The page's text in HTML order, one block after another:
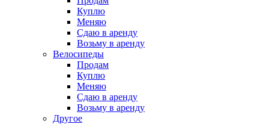
Куплю
Меняю
Сдаю в аренду
Возьму в аренду
Велосипеды
Продам
Куплю
Меняю
Сдаю в аренду
Возьму в аренду
Другое